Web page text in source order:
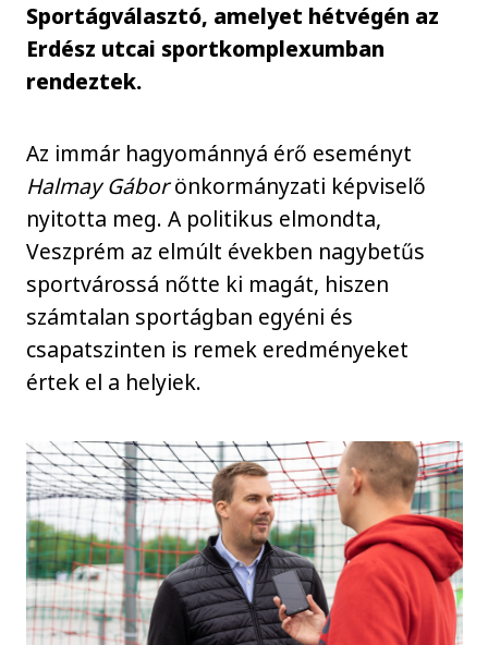
Sportágválasztó, amelyet hétvégén az
Erdész utcai sportkomplexumban
rendeztek.
Az immár hagyománnyá érő eseményt
Halmay Gáborönkormányzati képviselő
nyitotta meg. A politikus elmondta,
Veszprém az elmúlt években nagybetűs
sportvárossá nőtte ki magát, hiszen
számtalan sportágban egyéni és
csapatszinten is remek eredményeket
értek el a helyiek.